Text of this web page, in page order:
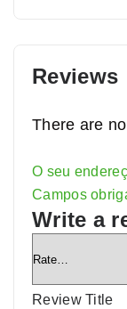
Reviews
There are
O seu
Campos
Write a
Review Title
Alternative: